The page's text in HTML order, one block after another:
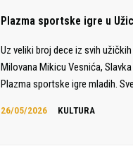
Plazma sportske igre u
Uz veliki broj dece iz svih
Milovana Mikicu Vesnića,
Plazma sportske igre mladih.
26/05/2026 KULTURA